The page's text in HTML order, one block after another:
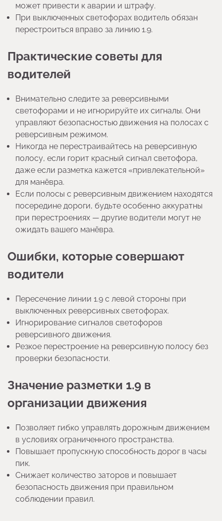
может привести к аварии и штрафу.
При выключенных светофорах водитель обязан
перестроиться вправо за линию 1.9.
Практические советы для
водителей
Внимательно следите за реверсивными
светофорами и не игнорируйте их сигналы. Они
управляют безопасностью движения на полосах с
реверсивным режимом.
Никогда не перестраивайтесь на реверсивную
полосу, если горит красный сигнал светофора,
даже если разметка кажется «привлекательной»
для манёвра.
Если полосы с реверсивным движением находятся
посередине дороги, будьте особенно аккуратны
при перестроениях — другие водители могут не
ожидать вашего манёвра.
Ошибки, которые совершают
водители
Пересечение линии 1.9 с левой стороны при
выключенных реверсивных светофорах.
Игнорирование сигналов светофоров
реверсивного движения.
Резкое перестроение на реверсивную полосу без
проверки безопасности.
Значение разметки 1.9 в
организации движения
Позволяет гибко управлять дорожным движением
в условиях ограниченного пространства.
Повышает пропускную способность дорог в часы
пик.
Снижает количество заторов и повышает
безопасность движения при правильном
соблюдении правил.